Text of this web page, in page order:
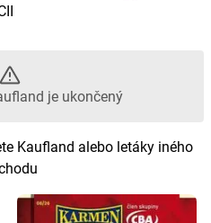
je ukončený
Kaufland alebo letáky iného